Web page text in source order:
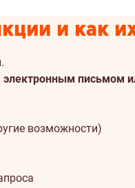
и как
электронным письмом
возможности)